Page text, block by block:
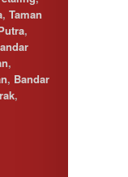
, Taman
,
,
, Bandar
,